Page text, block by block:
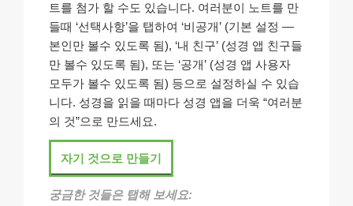
트를 첨가 할 수도 있습니다. 여러분이 노트를 만
들때 ‘선택사항’을 탭하여 ‘비공개’ (기본 설정 —
본인만 볼수 있도록 됨), ‘내 친구’ (성경 앱 친구들
만 볼수 있도록 됨), 또는 ‘공개’ (성경 앱 사용자
모두가 볼수 있도록 됨) 등으로 설정하실 수 있습
니다. 성경을 읽을 때마다 성경 앱을 더욱 “여러분
의 것”으로 만드세요.
자기 것으로 만들기
궁금한 것들은 탭해 보세요: